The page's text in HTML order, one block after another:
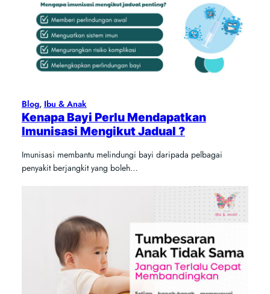
Blog, Ibu & Anak
Kenapa Bayi Perlu Mendapatkan
Imunisasi Mengikut Jadual ?
Imunisasi membantu melindungi bayi daripada pelbagai
penyakit berjangkit yang boleh…